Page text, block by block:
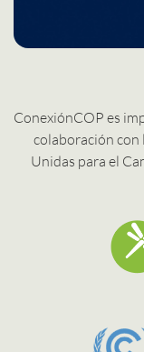
ConexiónCOP es
colaboración con
Unidas para el